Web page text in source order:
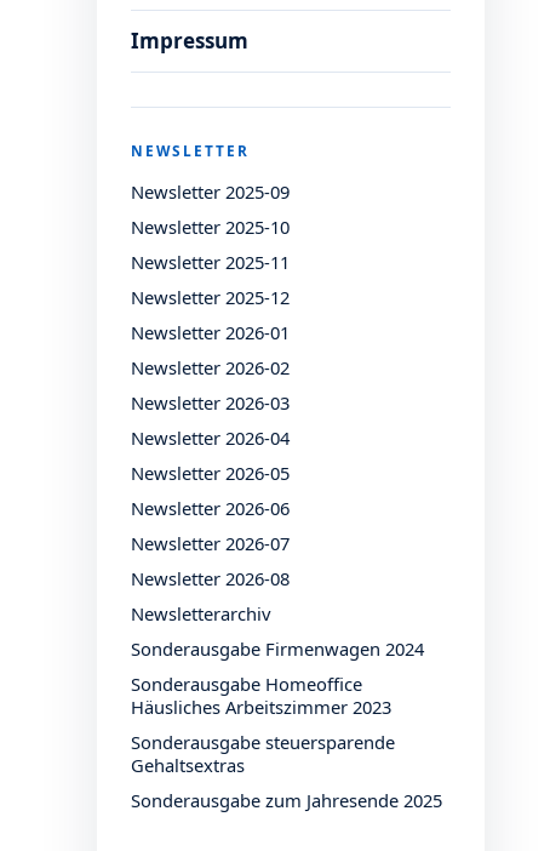
Impressum
NEWSLETTER
Newsletter 2025-09
Newsletter 2025-10
Newsletter 2025-11
Newsletter 2025-12
Newsletter 2026-01
Newsletter 2026-02
Newsletter 2026-03
Newsletter 2026-04
Newsletter 2026-05
Newsletter 2026-06
Newsletter 2026-07
Newsletter 2026-08
Newsletterarchiv
Sonderausgabe Firmenwagen 2024
Sonderausgabe Homeoffice
Häusliches Arbeitszimmer 2023
Sonderausgabe steuersparende
Gehaltsextras
Sonderausgabe zum Jahresende 2025